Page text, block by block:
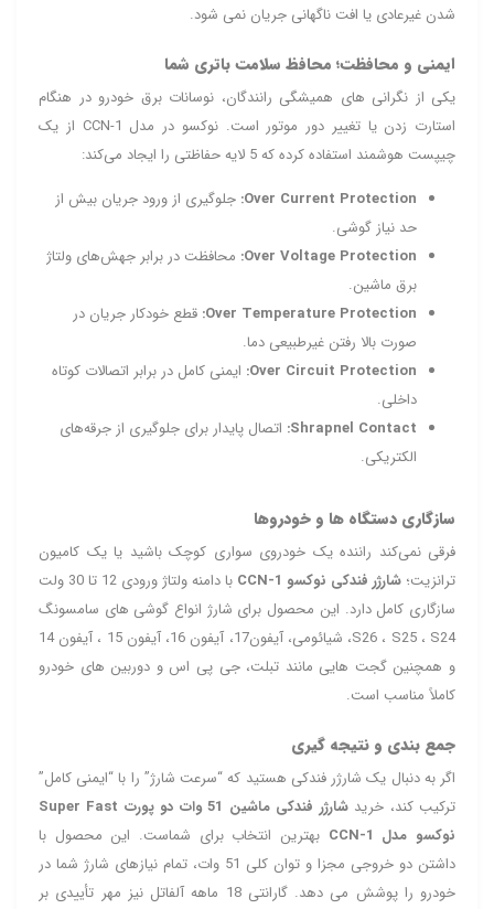
شدن غیرعادی یا افت ناگهانی جریان نمی شود.
ایمنی و محافظت؛ محافظ سلامت باتری شما
یکی از نگرانی‌ های همیشگی رانندگان، نوسانات برق خودرو در هنگام
استارت زدن یا تغییر دور موتور است. نوکسو در مدل CCN-1 از یک
چیپست هوشمند استفاده کرده که 5 لایه حفاظتی را ایجاد می‌کند:
Over Current Protection: جلوگیری از ورود جریان بیش از
حد نیاز گوشی.
Over Voltage Protection: محافظت در برابر جهش‌های ولتاژ
برق ماشین.
Over Temperature Protection: قطع خودکار جریان در
صورت بالا رفتن غیرطبیعی دما.
Over Circuit Protection: ایمنی کامل در برابر اتصالات کوتاه
داخلی.
Shrapnel Contact: اتصال پایدار برای جلوگیری از جرقه‌های
الکتریکی.
سازگاری دستگاه‌ ها و خودروها
فرقی نمی‌کند راننده یک خودروی سواری کوچک باشید یا یک کامیون
ترانزیت؛ شارژر فندکی نوکسو CCN-1
با دامنه ولتاژ ورودی 12 تا 30 ولت
سازگاری کامل دارد. این محصول برای شارژ انواع گوشی‌ های سامسونگ
S26 ، S25 ، S24، شیائومی، آیفون17، آیفون 16، آیفون 15 ، آیفون 14
و همچنین گجت‌ هایی مانند تبلت، جی‌ پی‌ اس و دوربین‌ های خودرو
کاملاً مناسب است.
جمع‌ بندی و نتیجه‌ گیری
اگر به دنبال یک شارژر فندکی هستید که “سرعت شارژ” را با “ایمنی کامل”
ترکیب کند، خرید
شارژر فندکی ماشین 51 وات دو پورت Super Fast
نوکسو مدل CCN-1
بهترین انتخاب برای شماست. این محصول با
داشتن دو خروجی مجزا و توان کلی 51 وات، تمام نیازهای شارژ شما در
خودرو را پوشش می‌ دهد. گارانتی 18 ماهه آلفاتل نیز مهر تأییدی بر